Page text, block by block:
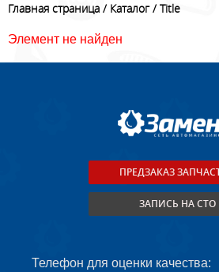
Главная страница Каталог Title
Элемент не найден
ПРЕДЗАКАЗ
ЗАПИСЬ НА СТО
Телефон для оценки качества: